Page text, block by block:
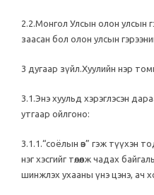
2.2.Монгол Улсын олон улсын
заасан бол олон улсын
3 дугаар зүйл.Хуулийн нэр
3.1.Энэ хуульд хэрэглэсэн
утгаар ойлгоно:
3.1.1.“соёлын өв” гэж түүхэн
нэг хэсгийг төлөөлж чадах
шинжлэх ухааны үнэ цэнэ, ач